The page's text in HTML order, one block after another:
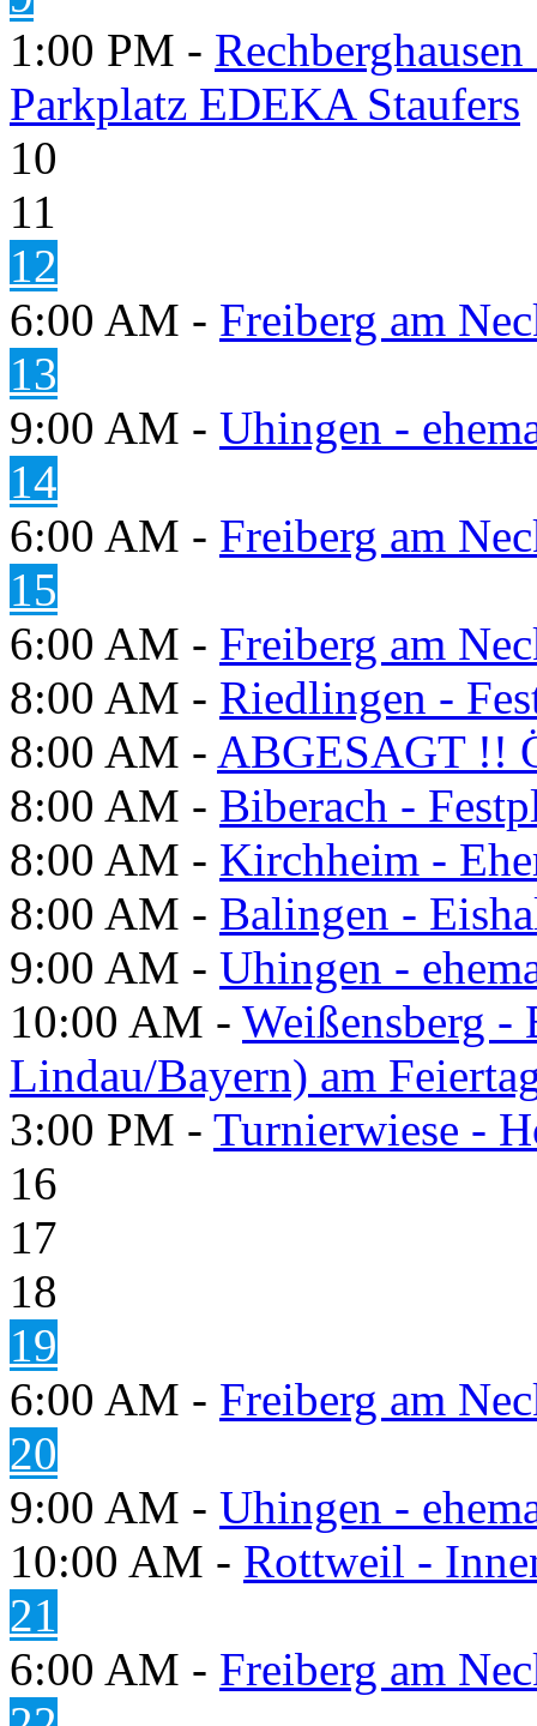
1:00 PM -
Parkplatz EDEKA Staufers
10
11
12
6:00 AM - Freiberg am
13
9:00 AM - Uhingen -
14
6:00 AM - Freiberg am
15
6:00 AM - Freiberg am
8:00 AM - Riedlingen -
8:00 AM - ABGESAGT !!
8:00 AM - Biberach -
8:00 AM - Kirchheim -
8:00 AM - Balingen -
9:00 AM - Uhingen -
10:00 AM - Weißensberg
Lindau/Bayern) am
3:00 PM - Turnierwiese -
16
17
18
19
6:00 AM - Freiberg am
20
9:00 AM - Uhingen -
10:00 AM - Rottweil -
21
6:00 AM - Freiberg am